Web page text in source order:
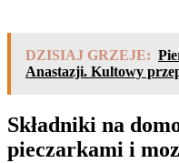
DZISIAJ GRZEJE:
Anastazji. Kultowy
Składniki na
pieczarkami i